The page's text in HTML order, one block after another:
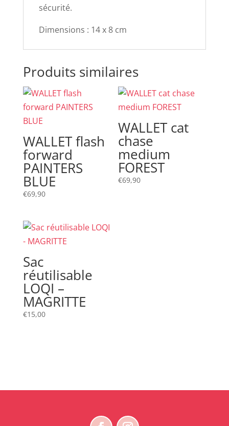
sécurité.
Dimensions : 14 x 8 cm
Produits similaires
WALLET flash
forward
PAINTERS
BLUE
€69,90
WALLET cat
chase
medium
FOREST
€69,90
Sac
réutilisable
LOQI –
MAGRITTE
€15,00